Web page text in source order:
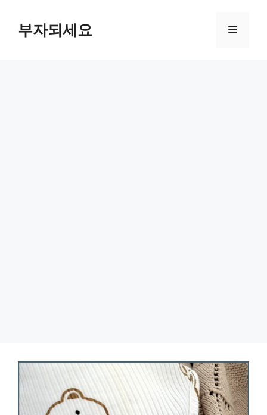
부자되세요 메